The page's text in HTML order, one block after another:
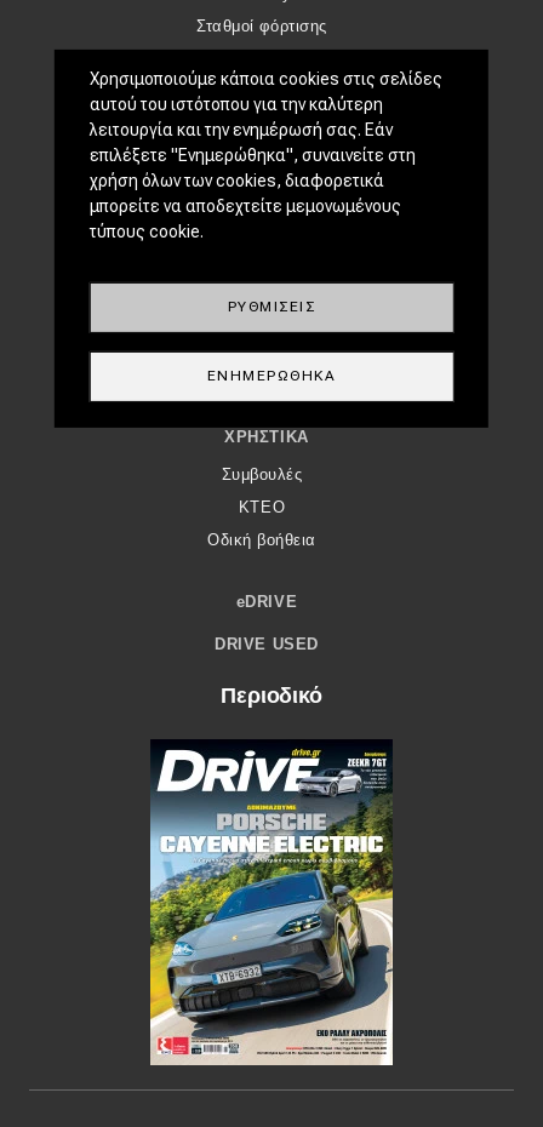
Σταθμοί φόρτισης
CLASSIC
Νέα
Παρουσιάσεις
DRIVE AWAY
ΜΕΤΑΧΕΙΡΙΣΜΈΝΟ
Συμβουλές
ΧΡΗΣΤΙΚΆ
Συμβουλές
ΚΤΕΟ
Οδική βοήθεια
eDRIVE
DRIVE USED
Περιοδικό
Χρησιμοποιούμε κάποια cookies στις σελίδες
αυτού του ιστότοπου για την καλύτερη
λειτουργία και την ενημέρωσή σας. Εάν
επιλέξετε "Ενημερώθηκα", συναινείτε στη
χρήση όλων των cookies, διαφορετικά
μπορείτε να αποδεχτείτε μεμονωμένους
τύπους cookie.
ΡΥΘΜΊΣΕΙΣ
ΕΝΗΜΕΡΏΘΗΚΑ